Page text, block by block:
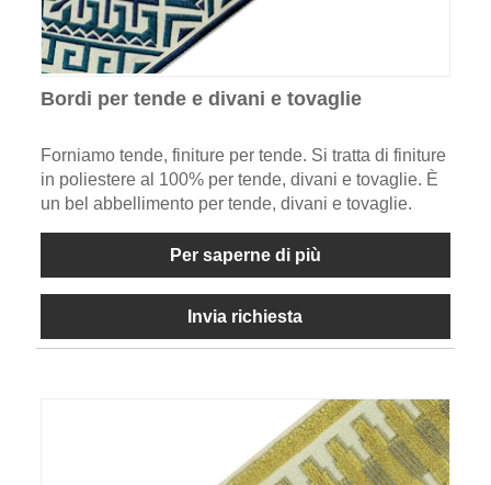
Bordi per tende e divani e tovaglie
Forniamo tende, finiture per tende. Si tratta di finiture
in poliestere al 100% per tende, divani e tovaglie. È
un bel abbellimento per tende, divani e tovaglie.
Per saperne di più
Invia richiesta